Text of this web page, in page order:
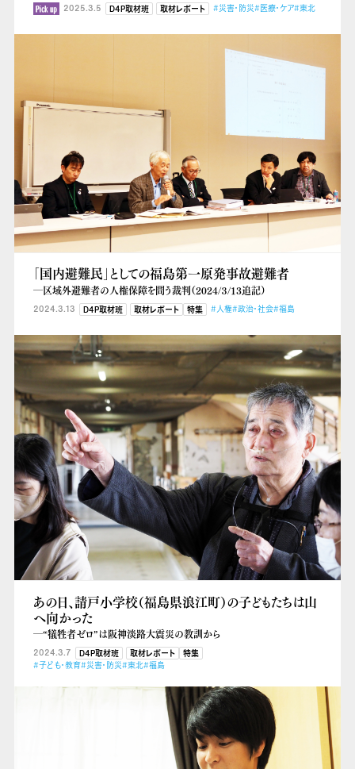
2025.3.5 D4P取材班 取材レポート #災害・防災#医療・ケア#東北
「国内避難民」としての福島第一原発事故避難者
―区域外避難者の人権保障を問う裁判（2024/３/13追記）
2024.3.13 D4P取材班 取材レポート 特集 #人権#政治・社会#福島
あの日、請戸小学校（福島県浪江町）の子どもたちは山
へ向かった
―“犠牲者ゼロ”は阪神淡路大震災の教訓から
2024.3.7 D4P取材班 取材レポート
特集
#子ども・教育#災害・防災#東北#福島